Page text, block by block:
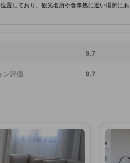
置しており、観光名所や食事処に近い場所に
。
9.7
ン評価 9.7